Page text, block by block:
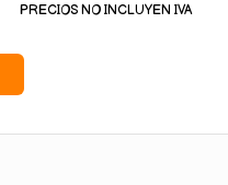
PRECIOS NO INCLUYEN IVA